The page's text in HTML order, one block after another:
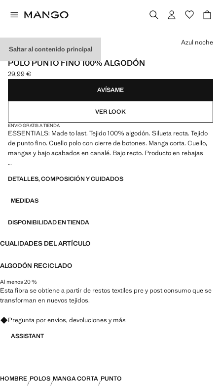
Saltar al contenido principal
ESSENTIALS
POLO PUNTO FINO 100% ALGODÓN
Precio actual [29,99 € ]
29,99 €
Selecciona un color
Azul noche
AVÍSAME
VER LOOK
ENVÍO GRATIS A TIENDA
ESSENTIALS: Made to last. Tejido 100% algodón. Silueta recta. Tejido
de punto fino. Cuello polo con cierre de botones. Manga corta. Cuello,
mangas y bajo acabados en canalé. Bajo recto. Producto en rebajas
calidad añadiendo nuevas pruebas de resistencia a nuestras prendas.
más durables, versátiles y atemporales
DETALLES, COMPOSICIÓN Y CUIDADOS
MEDIDAS
DISPONIBILIDAD EN TIENDA
CUALIDADES DEL ARTÍCULO
ALGODÓN RECICLADO
Al menos 20 %
Esta fibra se obtiene a partir de restos textiles pre y post consumo que se
transforman en nuevos tejidos.
Pregunta por envíos, devoluciones y más
ASSISTANT
HOMBRE POLOS MANGA CORTA PUNTO